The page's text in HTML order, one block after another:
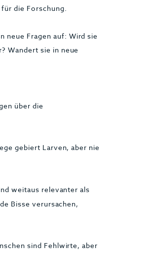
die Forschung.
neue Fragen auf: Wird sie
Wandert sie in neue
über die
gebiert Larven, aber nie
weitaus relevanter als
Bisse verursachen,
sind Fehlwirte, aber